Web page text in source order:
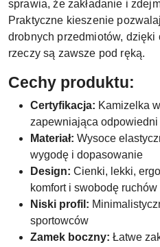
sprawia, że zakładanie i
Praktyczne kieszenie
drobnych przedmiotów,
rzeczy są zawsze pod ręką.
Cechy produktu:
Certyfikacja: Kamizelka
zapewniająca
Materiał: Wysoce
wygodę i dopasowanie
Design: Cienki, lekki,
komfort i swobodę ruchów
Niski profil:
sportowców
Zamek boczny: Łatwe